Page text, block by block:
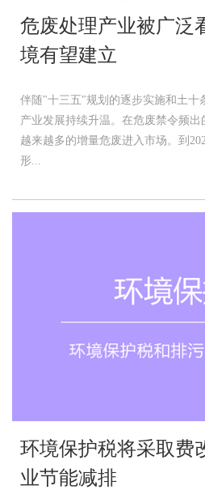
危废处理产业被广泛
境有望建立
伴随"十三五"规划的逐步实施和土十
产业发展持续升温。在危废禁令频
越来越多的增量危废进入市场。到
形...
环境保护税将采取费
业节能减排